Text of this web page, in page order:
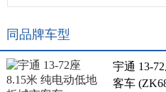
同品牌车型
宇通 13-
客车